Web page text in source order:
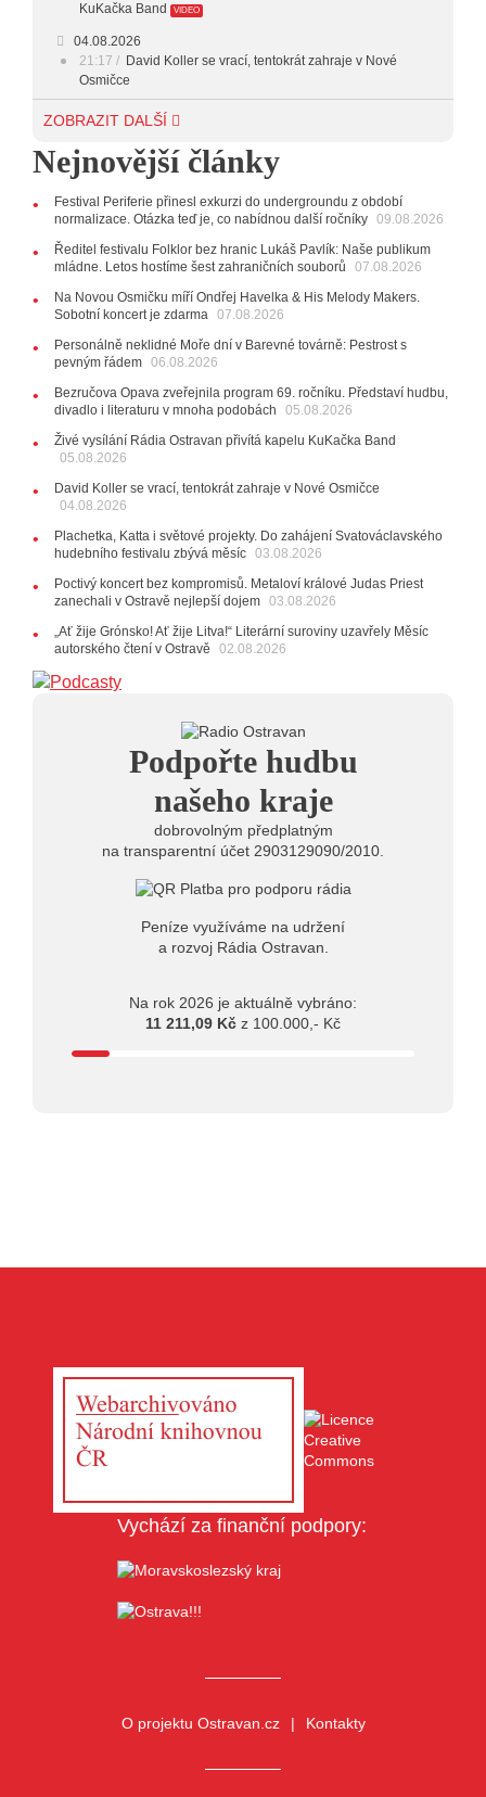
KuKačka Band
VIDEO
04.08.2026
21:17
David Koller se vrací, tentokrát zahraje v Nové
Osmičce
03.08.2026
Svatováclavského hudebního festivalu zbývá měsíc
11:00
Do Ostravy se vrací britští Modestep, vystoupí v
listopadu v klubu Barrák
VIDEO
10:33
Úsměvné historky ze života ostravské kapely
Verše: Od zapomenutých baterek až po kuriózní krádež
28.07.2026
jen několik desítek posledních vstupenek
27.07.2026
20:44
Zemřela ostravská baletka Vlasta Pavelcová,
10:06
Ladná Čeladná nabídne Olympic, Langerovou i
Kirschner, návštěvníci nově zaplatí už jen pomocí čipů
24.07.2026
22.07.2026
roku jsme upgradovali naši show
AUDIO
20:09
Na Novou Osmičku míří Bára Zmeková Trio.
Frýdku-Místku
herec Dušan Urban
20.07.2026
Štěrkovna Open Music: Klubová scéna na festivalu
nabídne Krhuta i Beatles
ZOBRAZIT DALŠÍ
Nejnovější články
Festival Periferie přinesl exkurzi do undergroundu z období
normalizace. Otázka teď je, co nabídnou další ročníky 09.08.2026
Ředitel festivalu Folklor bez hranic Lukáš Pavlík: Naše publikum
mládne. Letos hostíme šest zahraničních souborů
07.08.2026
Na Novou Osmičku míří Ondřej Havelka & His Melody Makers.
Sobotní koncert je zdarma 07.08.2026
Personálně neklidné Moře dní v Barevné továrně: Pestrost s
pevným řádem 06.08.2026
Bezručova Opava zveřejnila program 69. ročníku. Představí hudbu,
divadlo i literaturu v mnoha podobách
05.08.2026
Živé vysílání Rádia Ostravan přivítá kapelu KuKačka Band
05.08.2026
David Koller se vrací, tentokrát zahraje v Nové Osmičce
04.08.2026
Plachetka, Katta i světové projekty. Do zahájení Svatováclavského
hudebního festivalu zbývá měsíc 03.08.2026
Poctivý koncert bez kompromisů. Metaloví králové Judas Priest
zanechali v Ostravě nejlepší dojem 03.08.2026
„Ať žije Grónsko! Ať žije Litva!“ Literární suroviny uzavřely Měsíc
autorského čtení v Ostravě
02.08.2026
Podpořte hudbu
našeho kraje
dobrovolným předplatným
na transparentní účet 2903129090/2010.
Peníze využíváme na udržení
a rozvoj Rádia Ostravan.
Na rok 2026 je aktuálně vybráno:
11 211,09 Kč z 100.000,- Kč
Vychází za finanční podpory:
O projektu Ostravan.cz Kontakty